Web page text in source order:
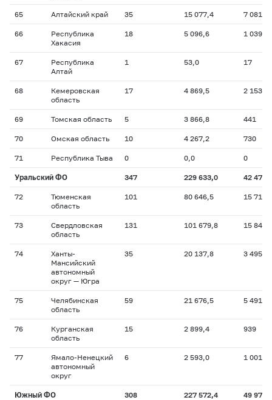
65 Алтайский край 35 15 077,4 7 081
66
Республика
Хакасия
18 5 096,6 1 039
67
Республика
Алтай
1 53,0 17
68
Кемеровская
область
17 4 869,5 2 153
69 Томская область 5 3 866,8 441
70 Омская область 10 4 267,2 730
71 Республика Тыва 0 0,0 0
Уральский ФО 347 229 633,0 42 477
72
Тюменская
область
101 80 646,5 15 710
73
Свердловская
область
131 101 679,8 15 841
74
Ханты-
Мансийский
автономный
округ — Югра
35 20 137,8 3 495
75
Челябинская
область
59 21 676,5 5 491
76
Курганская
область
15 2 899,4 939
77
Ямало-Ненецкий
автономный
округ
6 2 593,0 1 001
Южный ФО 308 227 572,4 49 970